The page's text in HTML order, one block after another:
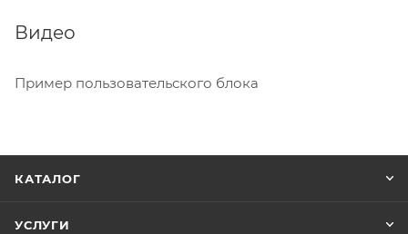
Видео
Пример пользовательского блока
КАТАЛОГ
УСЛУГИ